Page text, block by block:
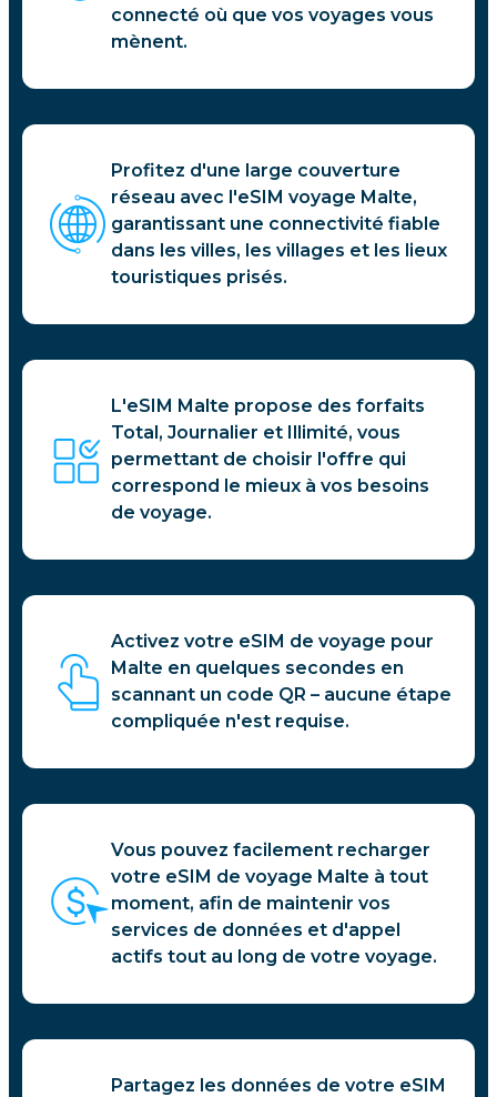
connecté où que vos voyages vous
mènent.
Profitez d'une large couverture
réseau avec l'eSIM voyage Malte,
garantissant une connectivité fiable
dans les villes, les villages et les lieux
touristiques prisés.
L'eSIM Malte propose des forfaits
Total, Journalier et Illimité, vous
permettant de choisir l'offre qui
correspond le mieux à vos besoins
de voyage.
Activez votre eSIM de voyage pour
Malte en quelques secondes en
scannant un code QR – aucune étape
compliquée n'est requise.
Vous pouvez facilement recharger
votre eSIM de voyage Malte à tout
moment, afin de maintenir vos
services de données et d'appel
actifs tout au long de votre voyage.
Partagez les données de votre eSIM